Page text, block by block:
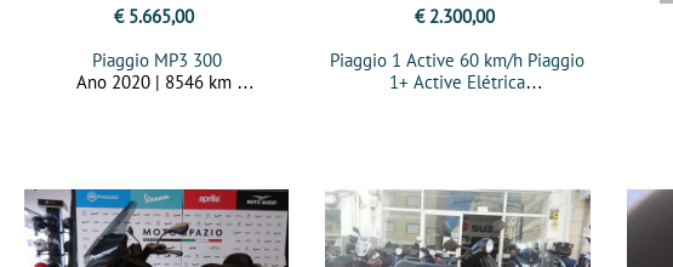
€ 5.665,00
Piaggio MP3 300
Ano 2020 | 8546 km
€ 2.300,00
Piaggio 1 Active 60 km/h Piaggio
1+ Active Elétrica